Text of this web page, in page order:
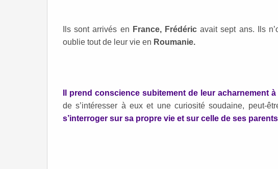
Ils sont arrivés en France, Frédéric avait sept ans. Ils
oublie tout de leur vie en Roumanie.
Il prend conscience subitement de leur acharnement
de s’intéresser à eux et une curiosité soudaine, peut-
s’interroger sur sa propre vie et sur celle de ses